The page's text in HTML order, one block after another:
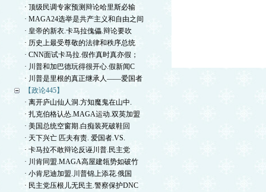
· 顶级民调专家预测辩论哈里斯必输
· MAGA24选举是共产主义和自由之间
· 皇帝的新衣.卡马拉傀儡.辩论要吹
· 历史上最受尊敬的法律和秩序总统
· CNN面试卡马拉.假作真时真亦假；
· 川普和加巴德玩得很开心.假新闻C
· 川普是里根的真正继承人——爱国者
【政论445】
· 离开庐山仙人洞.方知魔鬼在山中.
· 扎克伯格认怂.MAGA运动.双英加盟
· 美国总统空窗期.白痴装死破鞋回
· 天下兴亡 匹夫有责. 爱国者.VS.
· 卡马拉不敢辩论反诬川普.民主党
· 川肯同盟.MAGA高屋建瓴势如破竹
· 小肯尼迪加盟.川普锦上添花.俄国
· 民主党压根儿无民主.警察保护DNC